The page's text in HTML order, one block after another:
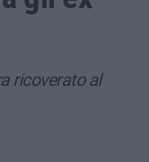
ricoverato al